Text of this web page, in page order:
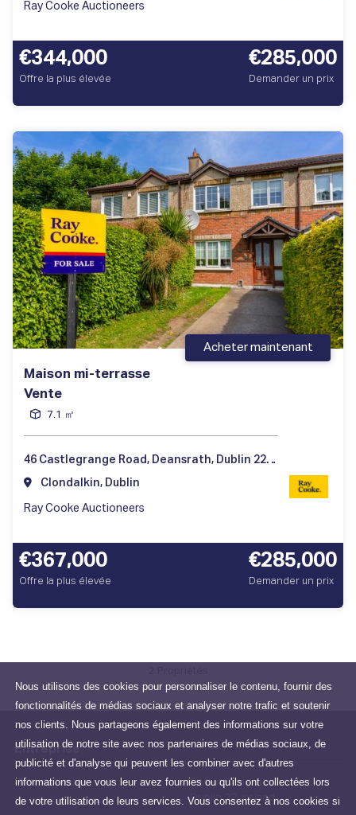
Nous utilisons des cookies pour personnaliser le contenu, fournir des
fonctionnalités de médias sociaux et analyser notre trafic et soutenir
nos clients. Nous partageons également des informations sur votre
utilisation de notre site avec nos partenaires de médias sociaux, de
publicité et d'analyse qui peuvent les combiner avec d'autres
informations que vous leur avez fournies ou qu'ils ont collectées lors
de votre utilisation de leurs services. Vous consentez à nos cookies si
Ray Cooke Auctioneers
€344,000
Offre la plus élevée
€285,000
Demander un prix
Maison mi-terrasse
Vente
7.1 ㎡
Acheter maintenant
46 Castlegrange Road, Deansrath, Dublin 22, Ireland
Clondalkin, Dublin
Ray Cooke Auctioneers
€367,000
Offre la plus élevée
€285,000
Demander un prix
Entreprise
Tout sur nous
ross@raycooke.ie
3 Main Street, Clondalkin,
Dublin 22, Ireland